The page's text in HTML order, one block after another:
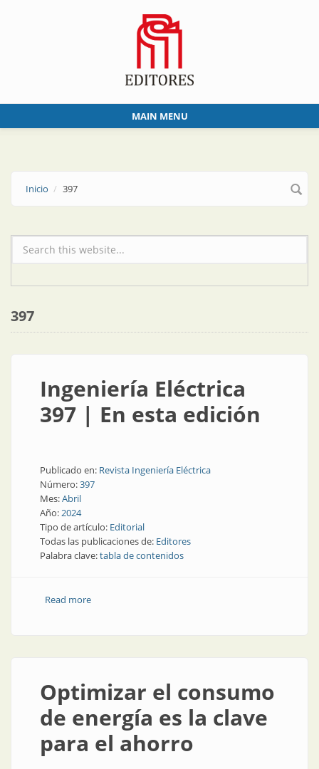
MAIN MENU
Inicio 397
Formulario de búsqueda
397
Ingeniería Eléctrica
397 | En esta edición
Publicado en: Revista Ingeniería Eléctrica
Número:397
Mes:Abril
Año:2024
Tipo de artículo: Editorial
Todas las publicaciones de: Editores
Palabra clave:tabla de contenidos
Read moreabout Ingeniería Eléctrica 397 | En esta edición
Optimizar el consumo
de energía es la clave
para el ahorro